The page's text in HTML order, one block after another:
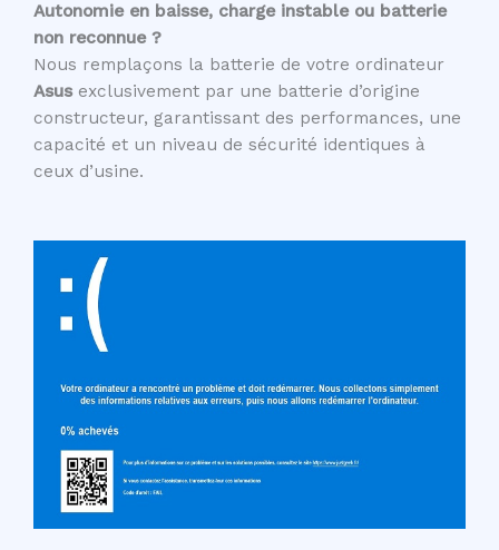
Autonomie en baisse, charge instable ou batterie
non reconnue ?
Nous remplaçons la batterie de votre ordinateur
Asusexclusivement par une batterie d’origine
constructeur, garantissant des performances, une
capacité et un niveau de sécurité identiques à
ceux d’usine.